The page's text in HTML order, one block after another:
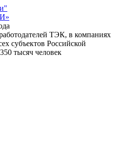
ТЭК, в компаниях
субъектов Российской
тысяч человек